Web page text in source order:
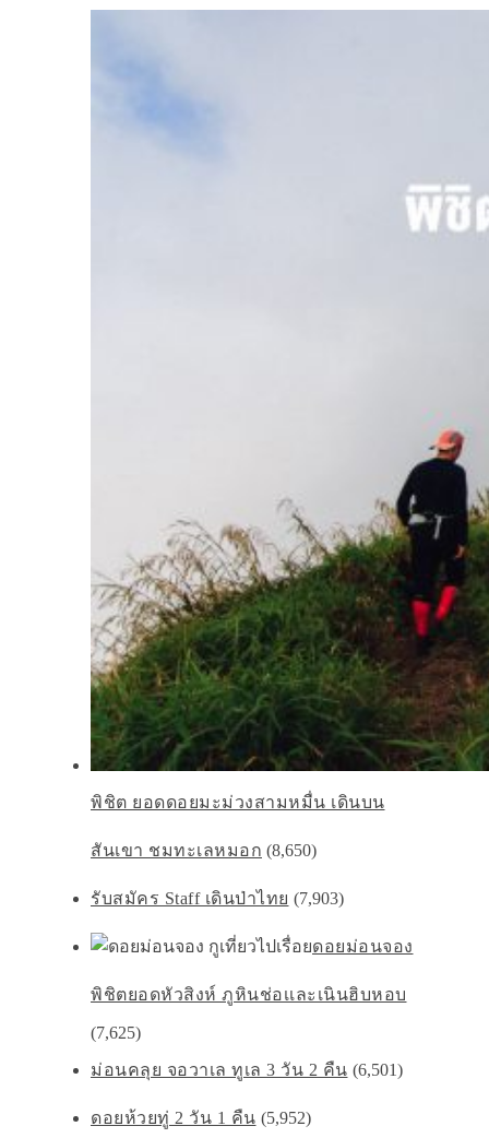
พิชิต ยอดดอยมะม่วงสามหมื่น เดินบน
สันเขา ชมทะเลหมอก (8,650)
รับสมัคร Staff เดินป่าไทย (7,903)
ดอยม่อนจอง
พิชิตยอดหัวสิงห์ ภูหินช่อเเละเนินฮิบหอบ
(7,625)
ม่อนคลุย จอวาเล ทูเล 3 วัน 2 คืน (6,501)
ดอยห้วยทู่ 2 วัน 1 คืน (5,952)